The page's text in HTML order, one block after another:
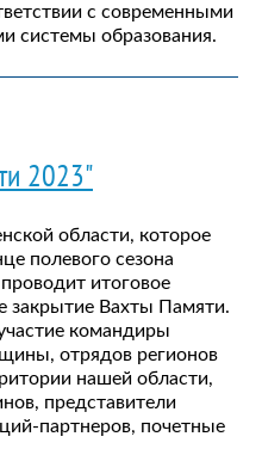
с современными
системы образования.
2023"
области, которое
полевого сезона
итоговое
закрытие Вахты Памяти.
командиры
отрядов регионов
нашей области,
представители
партнеров, почетные